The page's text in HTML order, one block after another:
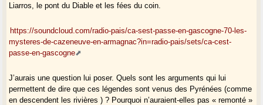
Liarros, le pont du Diable et les fées du coin.
https://soundcloud.com/radio-pais/ca-sest-passe-en-gascogne-70-les-
mysteres-de-cazeneuve-en-armagnac?in=radio-pais/sets/ca-cest-
passe-en-gascogne
J’aurais une question lui poser. Quels sont les arguments qui lui
permettent de dire que ces légendes sont venus des Pyrénées (comme
en descendent les rivières ) ? Pourquoi n’auraient-elles pas « remonté »